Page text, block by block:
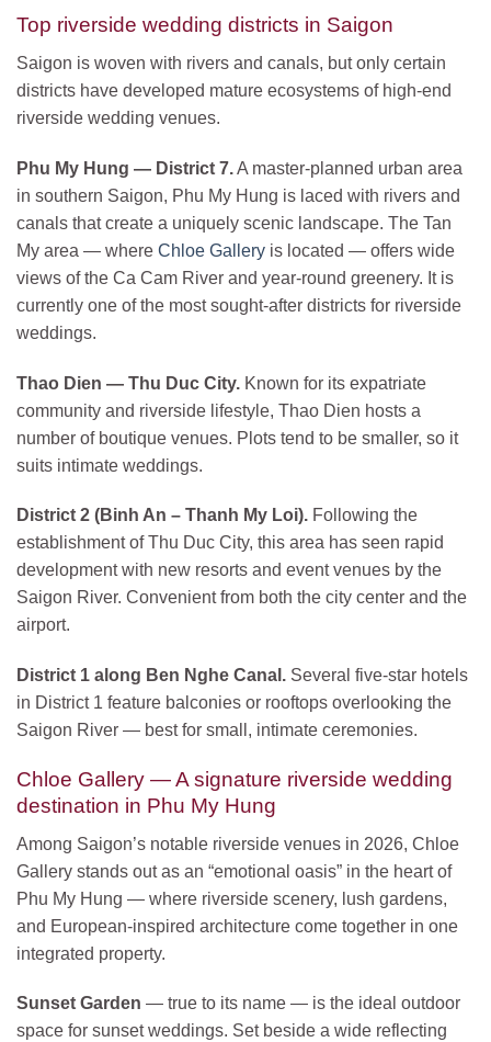
Top riverside wedding districts in Saigon
Saigon is woven with rivers and canals, but only certain
districts have developed mature ecosystems of high-end
riverside wedding venues.
Phu My Hung — District 7.A master-planned urban area
in southern Saigon, Phu My Hung is laced with rivers and
canals that create a uniquely scenic landscape. The Tan
My area — where Chloe Gallery is located — offers wide
views of the Ca Cam River and year-round greenery. It is
currently one of the most sought-after districts for riverside
weddings.
Thao Dien — Thu Duc City. Known for its expatriate
community and riverside lifestyle, Thao Dien hosts a
number of boutique venues. Plots tend to be smaller, so it
suits intimate weddings.
District 2 (Binh An – Thanh My Loi). Following the
establishment of Thu Duc City, this area has seen rapid
development with new resorts and event venues by the
Saigon River. Convenient from both the city center and the
airport.
District 1 along Ben Nghe Canal. Several five-star hotels
in District 1 feature balconies or rooftops overlooking the
Saigon River — best for small, intimate ceremonies.
Chloe Gallery — A signature riverside wedding
destination in Phu My Hung
Among Saigon’s notable riverside venues in 2026, Chloe
Gallery stands out as an “emotional oasis” in the heart of
Phu My Hung — where riverside scenery, lush gardens,
and European-inspired architecture come together in one
integrated property.
Sunset Garden — true to its name — is the ideal outdoor
space for sunset weddings. Set beside a wide reflecting